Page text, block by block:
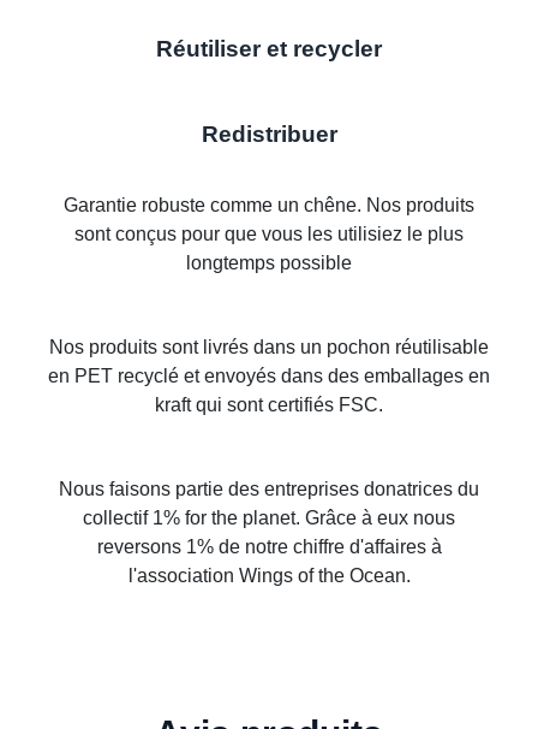
Réutiliser et recycler
Redistribuer
Garantie robuste comme un chêne. Nos produits
sont conçus pour que vous les utilisiez le plus
longtemps possible
Nos produits sont livrés dans un pochon réutilisable
en PET recyclé et envoyés dans des emballages en
kraft qui sont certifiés FSC.
Nous faisons partie des entreprises donatrices du
collectif 1% for the planet. Grâce à eux nous
reversons 1% de notre chiffre d'affaires à
l'association Wings of the Ocean.